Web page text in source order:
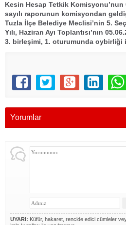
Kesin Hesap Tetkik Komisyonu’nun
sayılı raporunun komisyondan
Tuzla İlçe Belediye Meclisi’nin 5.
Yılı, Haziran Ayı Toplantısı’nın
3. birleşimi, 1. oturumunda oybirliği ile
Yorumlar
UYARI: Küfür, hakaret, rencide edici cümleler